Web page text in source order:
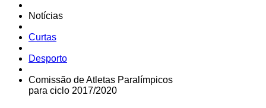
Notícias
Curtas
Desporto
Comissão de Atletas Paralímpicos
para ciclo 2017/2020